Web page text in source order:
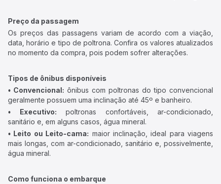
Preço da passagem
Os preços das passagens variam de acordo com a viação,
data, horário e tipo de poltrona. Confira os valores atualizados
no momento da compra, pois podem sofrer alterações.
Tipos de ônibus disponíveis
• Convencional: ônibus com poltronas do tipo convencional
geralmente possuem uma inclinação até 45º e banheiro.
• Executivo: poltronas confortáveis, ar-condicionado,
sanitário e, em alguns casos, água mineral.
• Leito ou Leito-cama: maior inclinação, ideal para viagens
mais longas, com ar-condicionado, sanitário e, possivelmente,
água mineral.
Como funciona o embarque